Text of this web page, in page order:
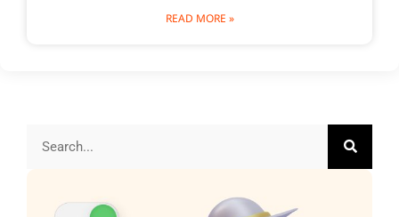
READ MORE »